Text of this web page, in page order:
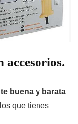
accesorios.
buena y barata
que tienes